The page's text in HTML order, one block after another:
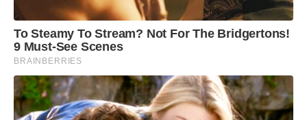
To Steamy To Stream? Not For The Bridgertons!
9 Must-See Scenes
BRAINBERRIES